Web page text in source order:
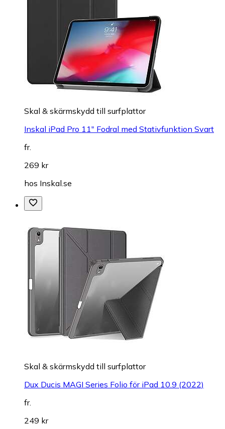
Skal & skärmskydd till surfplattor
Inskal iPad Pro 11" Fodral med Stativfunktion Svart
fr.
269 kr
hos Inskal.se
Skal & skärmskydd till surfplattor
Dux Ducis MAGI Series Folio för iPad 10.9 (2022)
fr.
249 kr